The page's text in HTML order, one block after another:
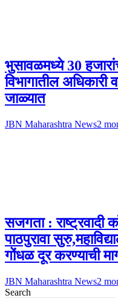
भुसावळमध्ये 30
विभागातील अधिकारी
जाळ्यात
JBN Maharashtra News2
सजगता : राष्ट्रवादी
पाठपुरावा
गोंधळ दूर करण्याची
JBN Maharashtra News2
Search